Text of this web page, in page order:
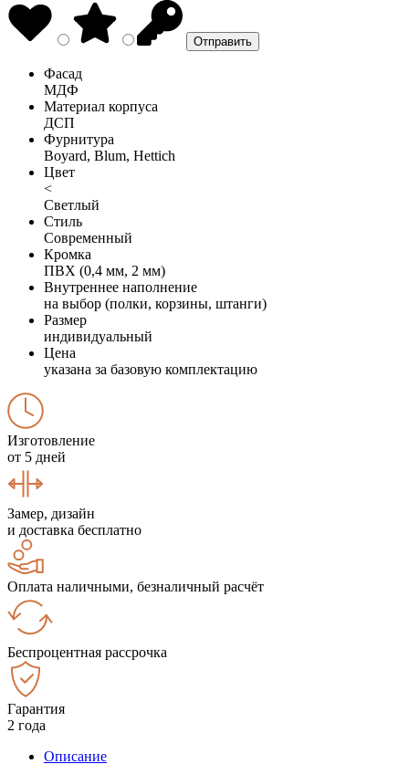
Фасад
МДФ
Материал корпуса
ДСП
Фурнитура
Boyard, Blum, Hettich
Цвет
<
Светлый
Стиль
Современный
Кромка
ПВХ (0,4 мм, 2 мм)
Внутреннее наполнение
на выбор (полки, корзины, штанги)
Размер
индивидуальный
Цена
указана за базовую комплектацию
Изготовление
от 5 дней
Замер, дизайн
и доставка бесплатно
Оплата наличными, безналичный расчёт
Беспроцентная рассрочка
Гарантия
2 года
Описание